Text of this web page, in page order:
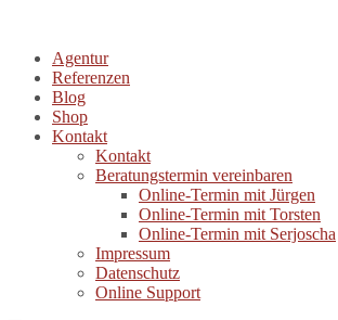
Agentur
Referenzen
Blog
Shop
Kontakt
Kontakt
Beratungstermin vereinbaren
Online-Termin mit Jürgen
Online-Termin mit Torsten
Online-Termin mit Serjoscha
Impressum
Datenschutz
Online Support